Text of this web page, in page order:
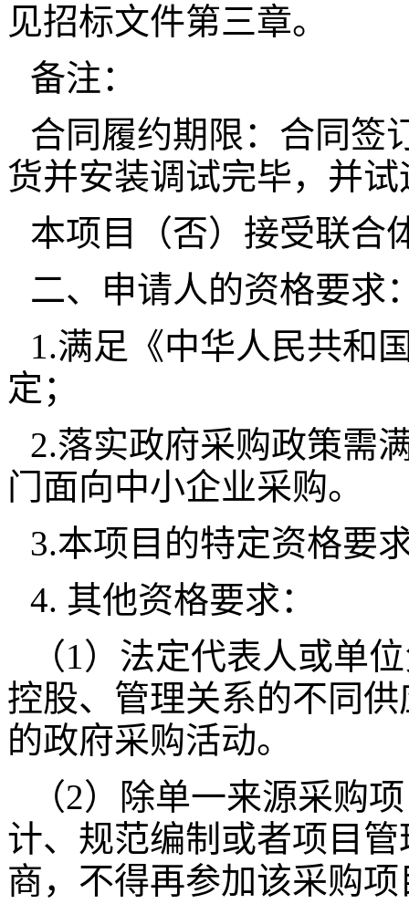
见招标文件第三章。
备注：
合同履约期限：合同签
货并安装调试完毕，并
本项目（否）接受联合
二、申请人的资格要求
1.满足《中华人民共和
定；
2.落实政府采购政策需
门面向中小企业采购。
3.本项目的特定资格要
4. 其他资格要求：
（1）法定代表人或单
控股、管理关系的不同
的政府采购活动。
（2）除单一来源采购
计、规范编制或者项目
商，不得再参加该采购